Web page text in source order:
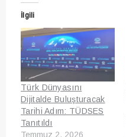
İlgili
Türk Dünyasını
Dijitalde Buluşturacak
Tarihi Adım: TÜDSES
Tanıtıldı
Temmuz 2, 2026